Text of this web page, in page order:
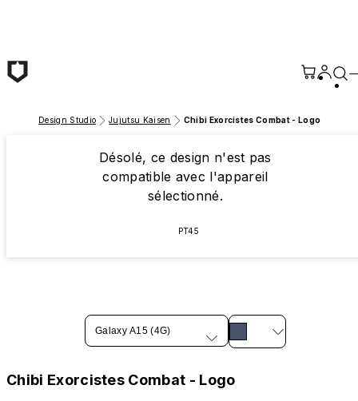
Design Studio Jujutsu Kaisen Chibi Exorcistes Combat - Logo
Désolé, ce design n'est pas
compatible avec l'appareil
sélectionné.
PT45
Galaxy A15 (4G)
Chibi Exorcistes Combat - Logo